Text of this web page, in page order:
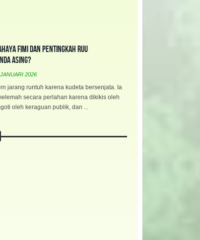
FIMI dan Pentingkah RUU
Asing?
2026
jarang runtuh karena kudeta bersenjata. Ia
secara perlahan karena dikikis oleh
oleh keraguan publik, dan ...